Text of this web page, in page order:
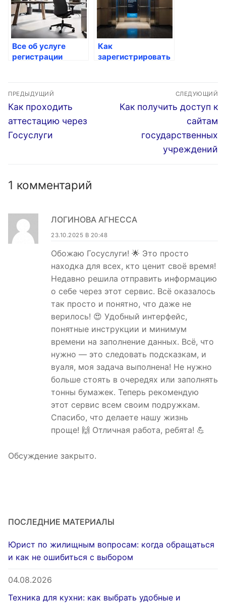
Все об услуге
регистрации
Как
зарегистрировать
Навигация
по
записям
ПРЕДЫДУЩИЙ
Предыдущая
запись:
Как проходить
аттестацию через
Госуслуги
СЛЕДУЮЩИЙ
Следующая
Как получить доступ к
сайтам
государственных
учреждений
1 комментарий
ЛОГИНОВА АГНЕССА
23.10.2025 В 20:48
Обожаю Госуслуги! 🌟 Это просто
находка для всех, кто ценит своё время!
Недавно решила отправить информацию
о себе через этот сервис. Всё оказалось
так просто и понятно, что даже не
верилось! 😍 Удобный интерфейс,
понятные инструкции и минимум
времени на заполнение данных. Всё, что
нужно — это следовать подсказкам, и
вуаля, моя задача выполнена! Не нужно
больше стоять в очередях или заполнять
тонны бумажек. Теперь рекомендую
этот сервис всем своим подружкам.
Спасибо, что делаете нашу жизнь
проще! 🙌 Отличная работа, ребята! 💪
Обсуждение закрыто.
ПОСЛЕДНИЕ МАТЕРИАЛЫ
Юрист по жилищным вопросам: когда обращаться
и как не ошибиться с выбором
04.08.2026
Техника для кухни: как выбрать удобные и